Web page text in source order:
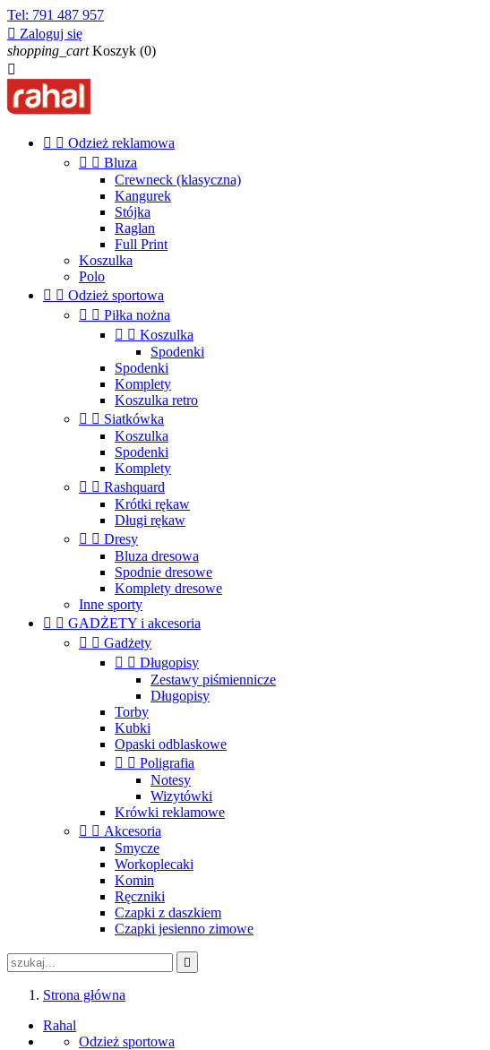
Tel: 791 487 957
 Zaloguj się
shopping_cart Koszyk (0)

  Odzież reklamowa
  Bluza
Crewneck (klasyczna)
Kangurek
Stójka
Raglan
Full Print
Koszulka
Polo
  Odzież sportowa
  Piłka nożna
  Koszulka
Spodenki
Spodenki
Komplety
Koszulka retro
  Siatkówka
Koszulka
Spodenki
Komplety
  Rashquard
Krótki rękaw
Długi rękaw
  Dresy
Bluza dresowa
Spodnie dresowe
Komplety dresowe
Inne sporty
  GADŻETY i akcesoria
  Gadżety
  Długopisy
Zestawy piśmiennicze
Długopisy
Torby
Kubki
Opaski odblaskowe
  Poligrafia
Notesy
Wizytówki
Krówki reklamowe
  Akcesoria
Smycze
Workoplecaki
Komin
Ręczniki
Czapki z daszkiem
Czapki jesienno zimowe

Strona główna
Rahal
Odzież sportowa